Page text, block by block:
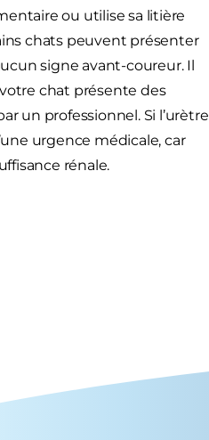
ou utilise sa litière
chats peuvent présenter
signe avant-coureur. Il
chat présente des
un professionnel. Si l’urètre
urgence médicale, car
rénale.